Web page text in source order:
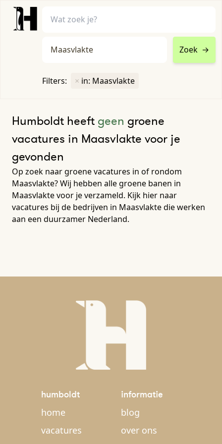
Zoek →
Filters: × in: Maasvlakte
Humboldt heeft geen groene
vacatures in Maasvlakte voor je
gevonden
Op zoek naar groene vacatures in of rondom
Maasvlakte? Wij hebben alle groene banen in
Maasvlakte voor je verzameld. Kijk hier naar
vacatures bij de bedrijven in Maasvlakte die werken
aan een duurzamer Nederland.
humboldt
home
vacatures
informatie
blog
over ons